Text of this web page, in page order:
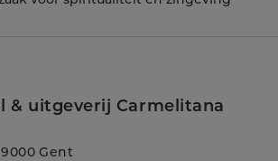
& uitgeverij Carmelitana
Gent